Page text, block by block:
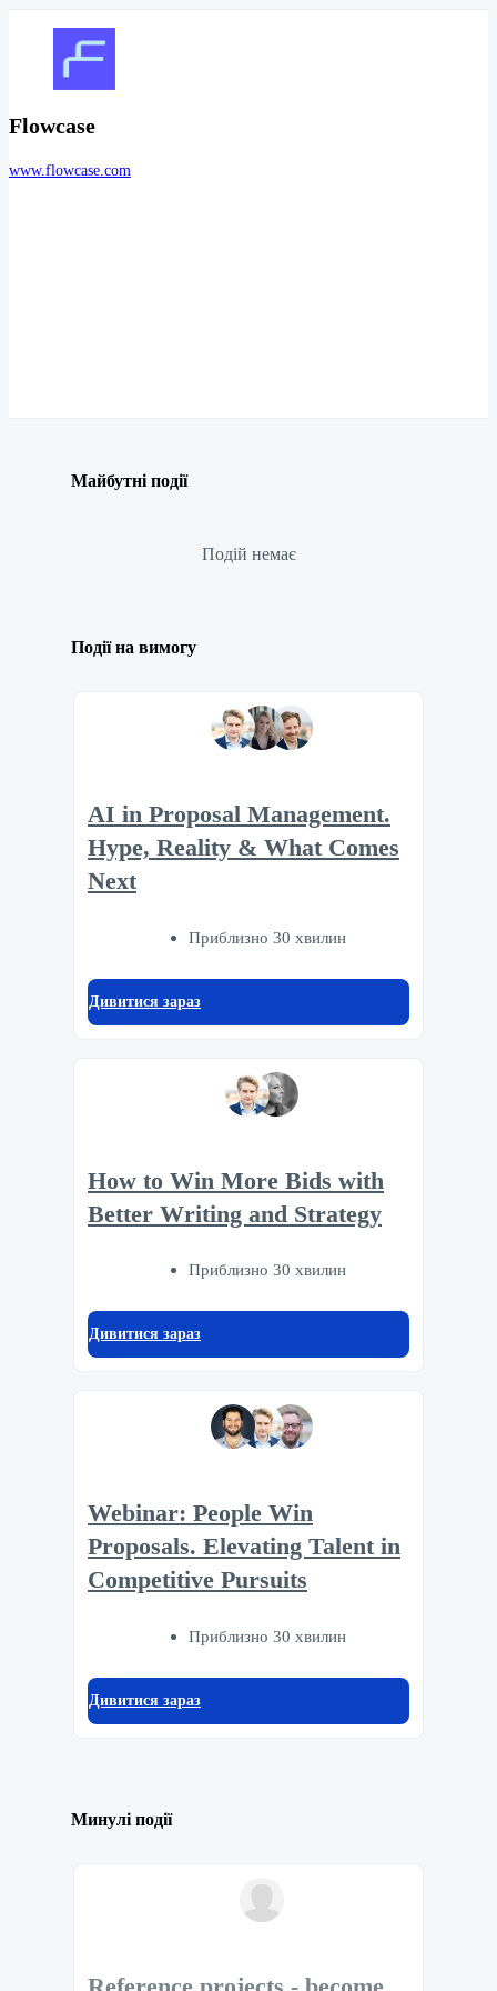
Flowcase
www.flowcase.com
Майбутні події
Подій немає
Події на вимогу
AI in Proposal Management.
Hype, Reality & What Comes
Next
Приблизно 30 хвилин
Дивитися зараз
How to Win More Bids with
Better Writing and Strategy
Приблизно 30 хвилин
Дивитися зараз
Webinar: People Win
Proposals. Elevating Talent in
Competitive Pursuits
Приблизно 30 хвилин
Дивитися зараз
Минулі події